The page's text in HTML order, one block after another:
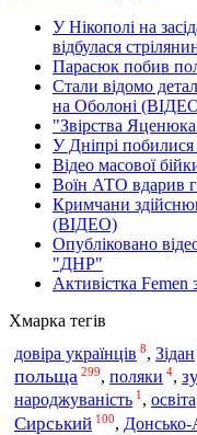
У Нікополі на
відбулася
Парасюк побив
Стали відомо
на Оболоні
"Звірства
У Дніпрі
Відео масової
Воїн АТО вдарив
Кримчани
(ВІДЕО)
Опубліковано
"ДНР"
Активістка
Хмарка тегів
довіра українців 8, Зідан
польща 299, поляки 4,
народжуваність 1 , освіта
Сирський 100, Донсько-